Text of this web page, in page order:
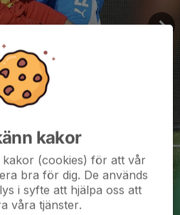
kakor
kakor (cookies) för att vår
bra för dig. De används
i syfte att hjälpa oss att
våra tjänster.